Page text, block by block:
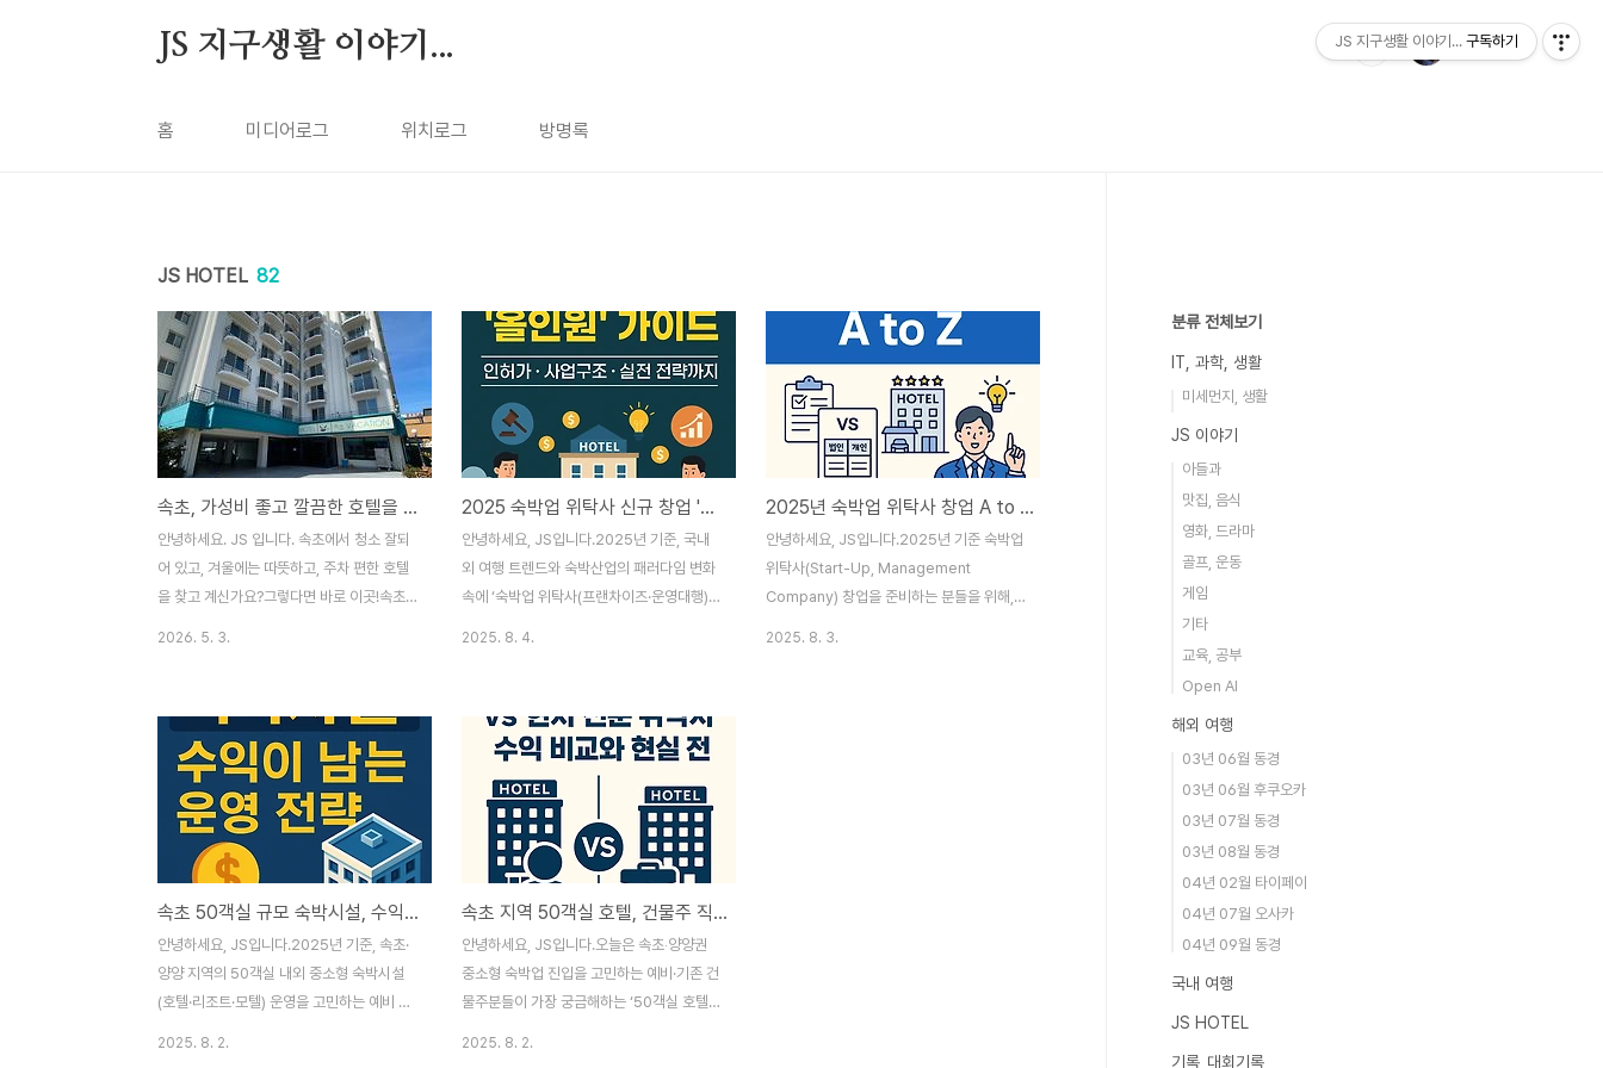
JS 지구생활 이야기...
홈 미디어로그 위치로그 방명록
JS HOTEL 82
속초, 가성비 좋고 깔끔한 호텔을 찾는다면 바로 이곳 속초 베케이션 호텔
안녕하세요. JS 입니다. 속초에서 청소 잘되
어 있고, 겨울에는 따뜻하고, 주차 편한 호텔
을 찾고 계신가요?그렇다면 바로 이곳!속초
었다고 합니다. 무인 체크인 기계보드 게임,
속초 관광 안내도, 어매니키 구입깔끔하게 정
리되어 있습니다. 프론트에서도 무인 기계가
있어 편하게 이용가능하게 준비되어 있었습
니다. 로비 바로 옆 공간책을 읽거나, 적업할
수 있는 공간이 있어요.이건 장점인거 같습니
다.만화책은 슬림덩크, 원피스가 마련되어 있
었습니다. 객실 엘리베이터호텔 내부 금연,
피우면 청소비가 부과 되거나 퇴실 요구가 있
을 수 있습니다. 중..
2026. 5. 3.
2025 숙박업 위탁사 신규 창업 '올인 원' 가이드: 인허가·사업구조·실전 전략까지
안녕하세요, JS입니다.2025년 기준, 국내
외 여행 트렌드와 숙박산업의 패러다임 변화
속에 ‘숙박업 위탁사(프랜차이즈·운영대행)
위탁사 창업, 왜 주목받는가?관광수요 급증:
가, 관광공사 조사 ‘숙박서비스 품질 차별화’
요구 확대비대면·무인화 트렌드: 운영 대행·
위탁(프랜차이즈) 모델 성장, 수도권·지방에
신규 투자 활발정부·지자체 지원 확대: 창업
보육, MICE, 지역클러스터 사업 연계 우대2.
숙박업 위탁사 창업 ‘사업구조’ 한눈에개인사
업자소규모 게스트하우스, 펜션, 모텔 등특..
2025. 8. 4.
2025년 숙박업 위탁사 창업 A to Z – 인허가, 법인/개인사업자 비교, 성공 가이드 완벽 해설
안녕하세요, JS입니다.2025년 기준 숙박업
위탁사(Start-Up, Management
Company) 창업을 준비하는 분들을 위해,
2025. 8. 3.
속초 50객실 규모 숙박시설, 수익이 남는 운영 전략은?
안녕하세요, JS입니다.2025년 기준, 속초·
양양 지역의 50객실 내외 중소형 숙박시설
(호텔·리조트·모텔) 운영을 고민하는 예비 창
2025. 8. 2.
속초 지역 50객실 호텔, 건물주 직접 운영 vs 현지 전문 위탁사 수익 비교와 현실 전략
안녕하세요, JS입니다.오늘은 속초‧양양권
중소형 숙박업 진입을 고민하는 예비·기존 건
물주분들이 가장 궁금해하는 ‘50객실 호텔을
2025. 8. 2.
분류 전체보기
IT, 과학, 생활
미세먼지, 생활
JS 이야기
아들과
맛집, 음식
영화, 드라마
골프, 운동
게임
기타
교육, 공부
Open AI
해외 여행
03년 06월 동경
03년 06월 후쿠오카
03년 07월 동경
03년 08월 동경
04년 02월 타이페이
04년 07월 오사카
04년 09월 동경
국내 여행
JS HOTEL
기록_대회기록
JS 지구생활 이야기... 구독하기